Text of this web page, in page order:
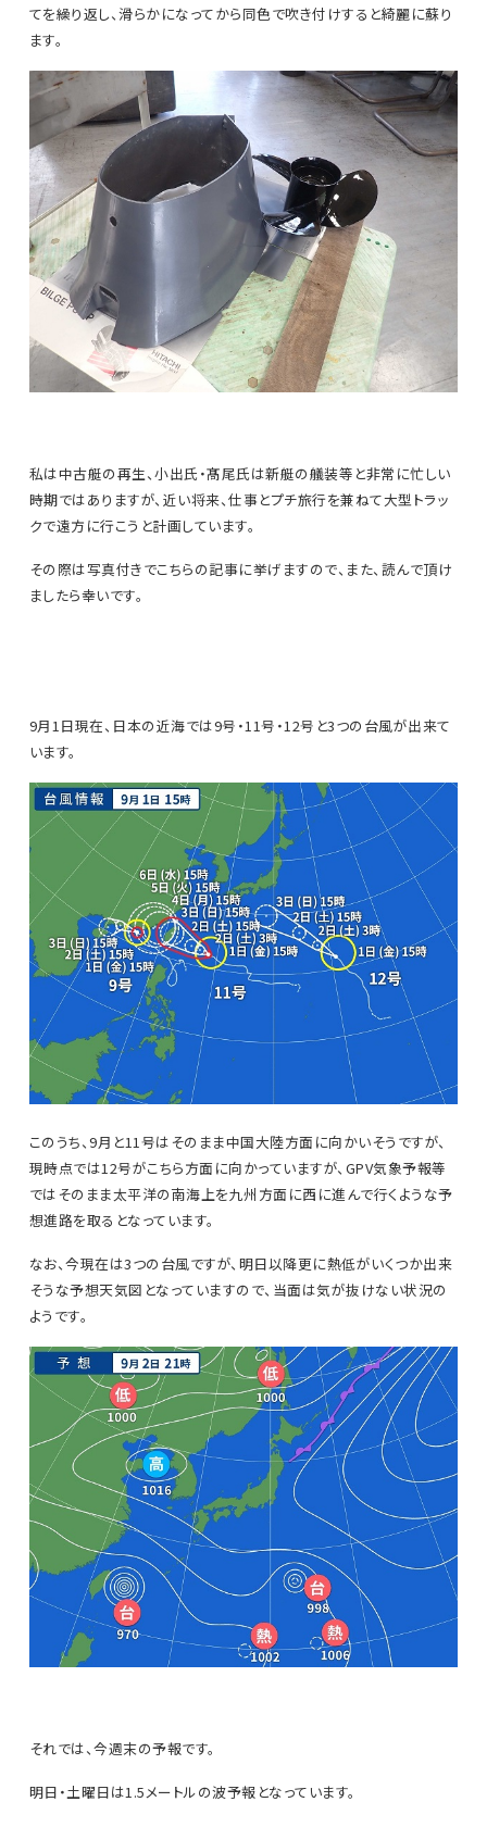
てを繰り返し、滑らかになってから同色で吹き付けすると綺麗に蘇り
ます。
私は中古艇の再生、小出氏・髙尾氏は新艇の艤装等と非常に忙しい
時期ではありますが、近い将来、仕事とプチ旅行を兼ねて大型トラッ
クで遠方に行こうと計画しています。
その際は写真付きでこちらの記事に挙げますので、また、読んで頂け
ましたら幸いです。
9月1日現在、日本の近海では9号・11号・12号と3つの台風が出来て
います。
このうち、9月と11号はそのまま中国大陸方面に向かいそうですが、
現時点では12号がこちら方面に向かっていますが、GPV気象予報等
ではそのまま太平洋の南海上を九州方面に西に進んで行くような予
想進路を取るとなっています。
なお、今現在は3つの台風ですが、明日以降更に熱低がいくつか出来
そうな予想天気図となっていますので、当面は気が抜けない状況の
ようです。
それでは、今週末の予報です。
明日・土曜日は1.5メートルの波予報となっています。